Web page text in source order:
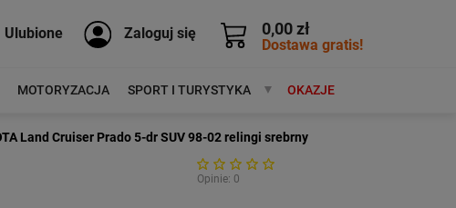
0,00 zł
Dostawa gratis!
Ulubione Zaloguj się
MOTORYZACJA SPORT I TURYSTYKA MARKIOKAZJE
Land Cruiser Prado 5-dr SUV 98-02 relingi srebrny
Opinie: 0